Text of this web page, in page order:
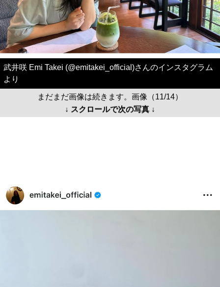
武井咲 Emi Takei (@emitakei_official)さんのインスタグラム
より
まだまだ画像は続きます。画像（11/14）
↓ スクロールで次の写真 ↓